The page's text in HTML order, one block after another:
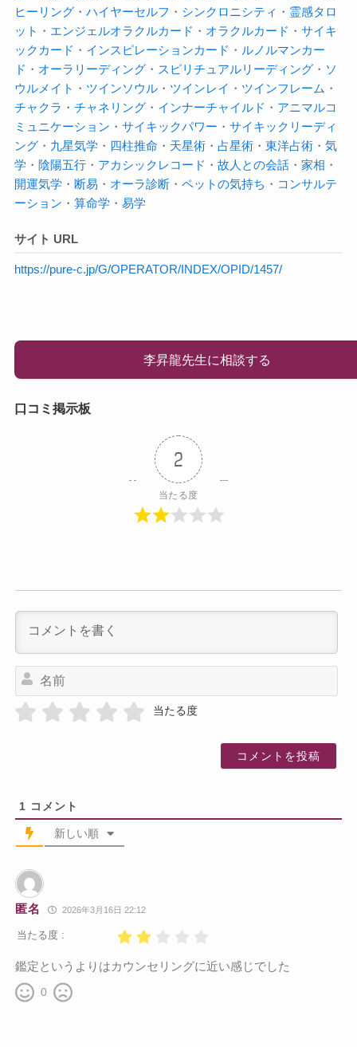
ヒーリング・ ハイヤーセルフ ・ シンクロニシティ ・ 霊感タロ
ット ・ エンジェルオラクルカード ・ オラクルカード ・ サイキ
ックカード ・ インスピレーションカード ・ ルノルマンカー
ド ・ オーラ リーディング・ スピリチュアルリーディング・ ソ
ウルメイト ・ ツインソウル・ ツインレイ ・ ツインフレーム ・
チャクラ ・ チャネリング・ インナーチャイルド ・ アニマルコ
ミュニケーション ・ サイキックパワー ・ サイキック リーディ
ング・ 九星気学・ 四柱推命 ・ 天星術・ 占星術・ 東洋占術・ 気
学・ 陰陽五行・ アカシックレコード ・ 故人との会話・ 家相 ・
開運気学・ 断易 ・ オーラ診断・ ペットの気持ち ・ コンサルテ
ーション ・ 算命学・ 易学
サイト URL
https://pure-c.jp/G/OPERATOR/INDEX/OPID/1457/
李昇龍先生に相談する
口コミ掲示板
2
当たる度
当たる度
1 コメント
新しい順
匿名 2026年3月16日 22:12
当たる度 :
鑑定というよりはカウンセリングに近い感じでした
0